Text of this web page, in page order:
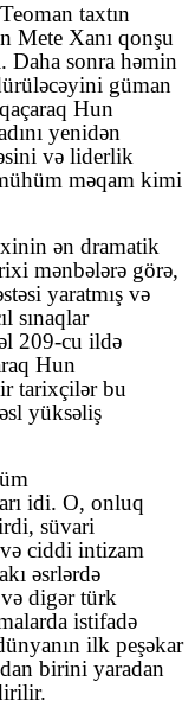
taxtın
Mete Xanı qonşu
Daha sonra həmin
güman
Hun
yenidən
və liderlik
məqam kimi
ən dramatik
mənbələrə görə,
yaratmış və
sınaqlar
209-cu ildə
Hun
tarixçilər bu
yüksəliş
idi. O, onluq
süvari
və ciddi intizam
əsrlərdə
digər türk
istifadə
ilk peşəkar
birini yaradan